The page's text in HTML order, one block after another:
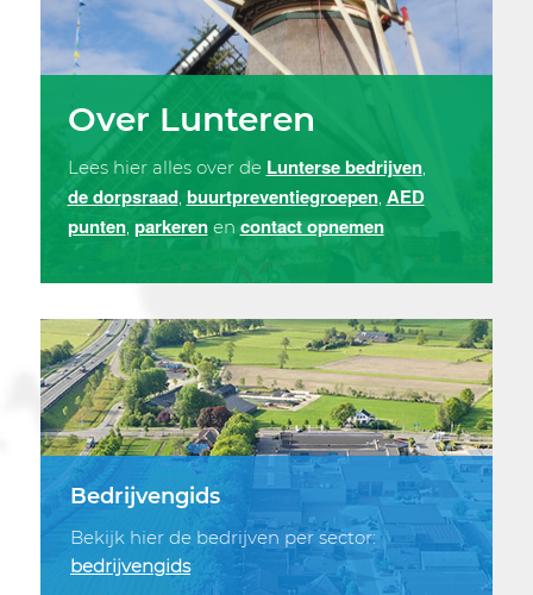
Over Lunteren
Lees hier alles over de Lunterse bedrijven,
de dorpsraad, buurtpreventiegroepen, AED
punten, parkerenen contact opnemen
Bedrijvengids
Bekijk hier de bedrijven per sector:
bedrijvengids